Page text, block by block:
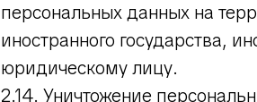
персональных данных на
иностранного государства,
юридическому лицу.
2.14. Уничтожение